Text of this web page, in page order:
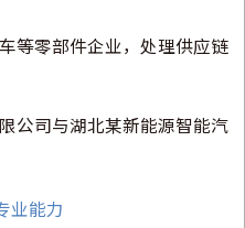
等零部件企业，处理供应链
公司与湖北某新能源智能汽
业能力